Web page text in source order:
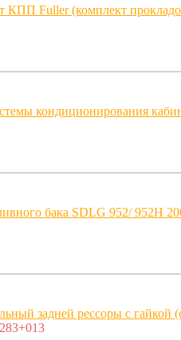
КПП Fuller (комплект
кондиционирования
бака SDLG 952/ 952H
задней рессоры с гайкой